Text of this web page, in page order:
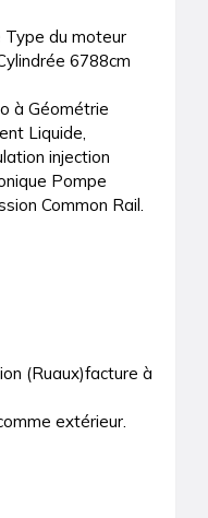
Type du moteur
6788cm
à Géométrie
Liquide,
injection
Pompe
Common Rail.
(Ruaux)facture à
extérieur.